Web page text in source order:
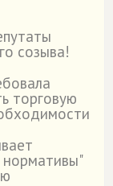
созыва!
торговую